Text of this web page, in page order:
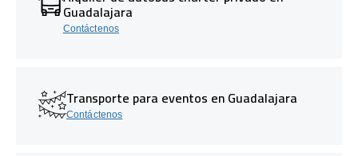
Guadalajara
Contáctenos
Transporte para eventos en Guadalajara
Contáctenos